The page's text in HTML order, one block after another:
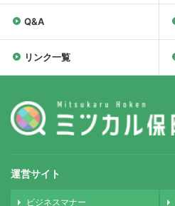
Q&A
リンク一覧
運営サイト
ビジネスマナー